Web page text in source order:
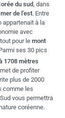
du sud, dans
de l’est. Entre
appartenait à la
avec
pour lemont
ses 30 pics
1708 mètres
de profiter
plus de 2000
comme les
vous permettra
coréenne.